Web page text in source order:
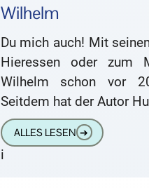
Wilhelm
Du mich auch! Mit
Hieressen oder zum
Wilhelm schon vor
Seitdem hat der Autor
humoristischer
verfasst. Das 20-jährige
ALLES LESEN ➔
i